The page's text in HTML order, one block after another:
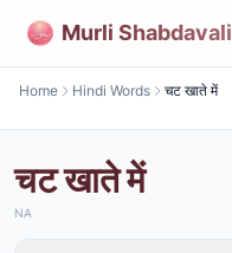
Murli Shabdavali
Home Hindi Words चट खाते में
चट खाते में
NA